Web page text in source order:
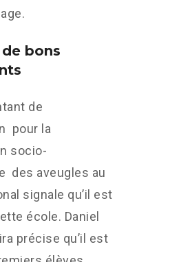
bons
de
pour la
socio-
des aveugles au
signale qu’il est
école. Daniel
précise qu’il est